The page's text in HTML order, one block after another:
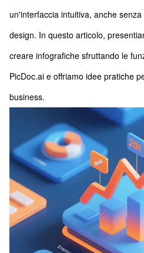
un'interfaccia intuitiva, anche
design. In questo articolo,
creare infografiche sfruttando le
PicDoc.ai e offriamo idee pratiche
business.